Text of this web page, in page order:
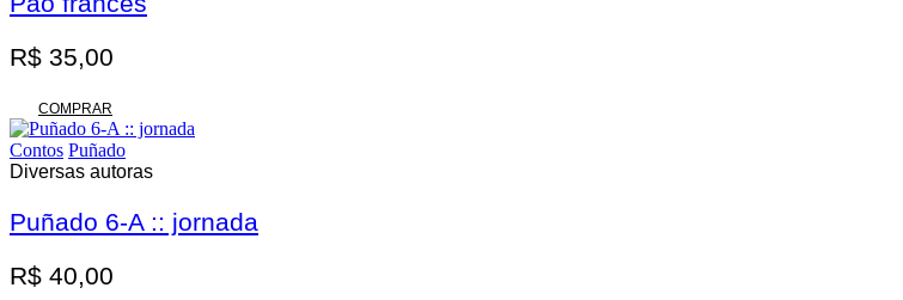
R$ 35,00
COMPRAR
Contos Puñado
Diversas autoras
Puñado 6-A :: jornada
R$ 40,00